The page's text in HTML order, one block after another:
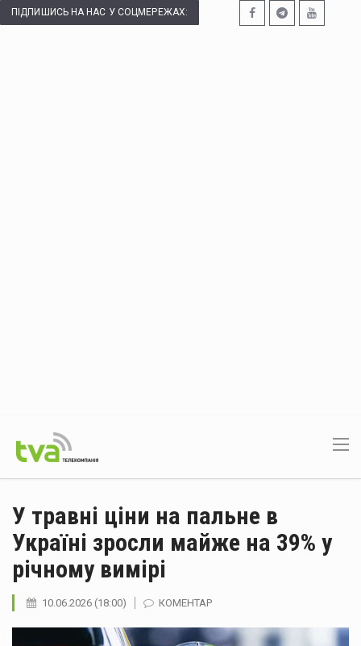
ПІДПИШИСЬ НА НАС У СОЦМЕРЕЖАХ:
У травні ціни на пальне в
Україні зросли майже на 39% у
річному вимірі
10.06.2026 (18:00) КОМЕНТАР